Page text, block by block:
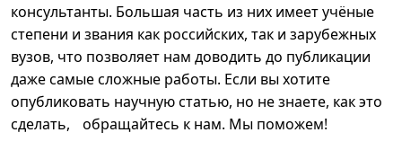
консультанты. Большая часть из них имеет учёные
степени и звания как российских, так и зарубежных
вузов, что позволяет нам доводить до публикации
даже самые сложные работы. Если вы хотите
опубликовать научную статью, но не знаете, как это
сделать, обращайтесь к нам. Мы поможем!